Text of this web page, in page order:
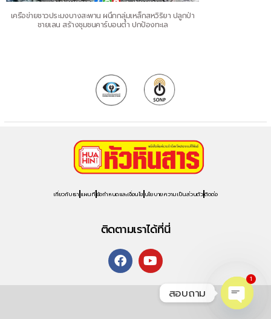
เครือข่ายชาวประมงบางสะพาน ผนึกกลุ่มเหล็กสหวิริยา ปลูกป่า
ชายเลน สร้างชุมชนคาร์บอนต่ำ ปกป้องทะเล
เกี่ยวกับเรา แผนที่ข้อกำหนดและเงื่อนไข นโยบายความเป็นส่วนตัวติดต่อ
ติดตามเราได้ที่นี่
สอบถาม
O
1